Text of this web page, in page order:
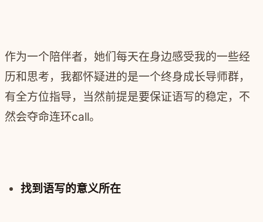
作为一个陪伴者，她们每天在身边感受我的一些经
历和思考，我都怀疑进的是一个终身成长导师群，
有全方位指导，当然前提是要保证语写的稳定，不
然会夺命连环call。
找到语写的意义所在